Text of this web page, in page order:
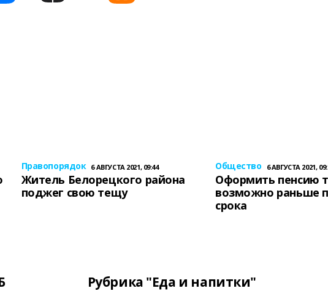
Правопорядок 6 АВГУСТА 2021, 09:44
Житель Белорецкого района
поджег свою тещу
Общество 6 АВГУСТА 2021,
Оформить пенсию
возможно раньше
срока
Рубрика "Еда и напитки"